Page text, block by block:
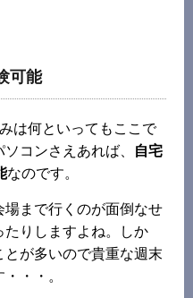
可能
は何といってもここで
コンさえあれば、
自宅
なのです。
まで行くのが面倒なせ
たりしますよね。しか
とが多いので貴重な週末
・・。